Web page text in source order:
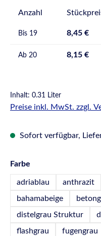
Anzahl
Bis 19 8,45 €
Ab 20 8,15 €
Inhalt: 0.31 Liter
Preise inkl. MwSt. zzgl.
Sofort verfügbar,
Farbe
adriablau anthrazit
bahamabeige
distelgrau Struktur
flashgrau
fugengrau